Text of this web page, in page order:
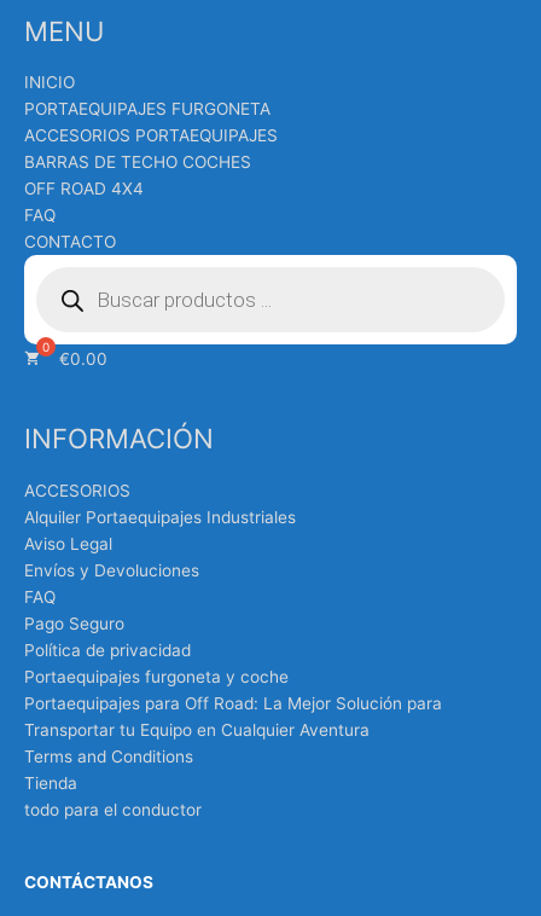
MENU
INICIO
PORTAEQUIPAJES FURGONETA
ACCESORIOS PORTAEQUIPAJES
BARRAS DE TECHO COCHES
OFF ROAD 4X4
FAQ
CONTACTO
Búsqueda
productos
€0.00
INFORMACIÓN
ACCESORIOS
Alquiler Portaequipajes Industriales
Aviso Legal
Envíos y Devoluciones
FAQ
Pago Seguro
Política de privacidad
Portaequipajes furgoneta y coche
Portaequipajes para Off Road: La Mejor Solución para
Transportar tu Equipo en Cualquier Aventura
Terms and Conditions
Tienda
todo para el conductor
CONTÁCTANOS